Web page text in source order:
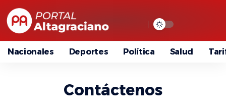
Nacionales Deportes Política Salud
Contáctenos